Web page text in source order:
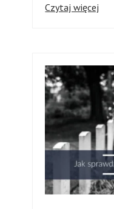
Czytaj więcej